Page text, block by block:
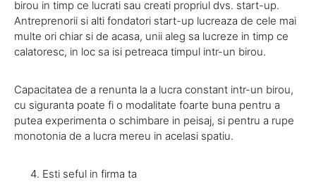
birou in timp ce lucrati sau creati propriul dvs. start-up.
Antreprenorii si alti fondatori start-up lucreaza de cele mai
multe ori chiar si de acasa, unii aleg sa lucreze in timp ce
calatoresc, in loc sa isi petreaca timpul intr-un birou.
Capacitatea de a renunta la a lucra constant intr-un birou,
cu siguranta poate fi o modalitate foarte buna pentru a
putea experimenta o schimbare in peisaj, si pentru a rupe
monotonia de a lucra mereu in acelasi spatiu.
Esti seful in firma ta